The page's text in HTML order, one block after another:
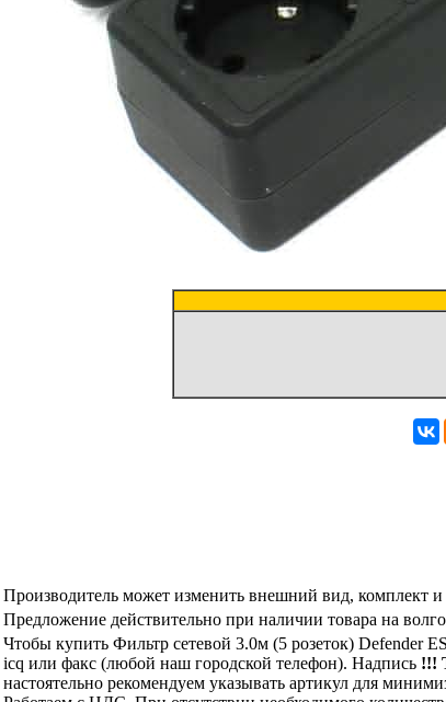
Производитель может изменить внешний вид, комплект и
Предложение действительно при наличии товара на
Чтобы купить Фильтр сетевой 3.0м (5 розеток) Defender
icq или факс (любой наш городской телефон). Надпись !!!
настоятельно рекомендуем указывать артикул для